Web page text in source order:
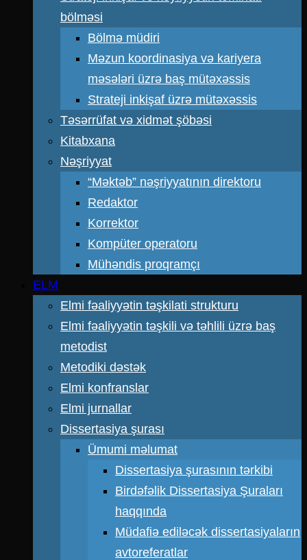
bölməsi
Bölmə müdiri
Məzun koordinasiya və kariyera
məsələri üzrə baş mütəxəssis
Strateji inkişaf üzrə mütəxəssis
Təsərrüfat və xidmət şöbəsi
Kitabxana
Nəşriyyat
“Məktəb” nəşriyyatının direktoru
Redaktor
Korrektor
Kompüter operatoru
Mühəndis proqramçı
ELM
Elmi fəaliyyətin təşkilati strukturu
Elmi fəaliyyətin təşkili və təhlili üzrə baş
metodist
Metodiki dəstək
Elmi konfranslar
Elmi jurnallar
Dissertasiya şurası
Ümumi məlumat
Dissertasiya şurasının tərkibi
Birdəfəlik Dissertasiya Şuraları
haqqında
Müdafiə ediləcək dissertasiyaların
avtoreferatlar